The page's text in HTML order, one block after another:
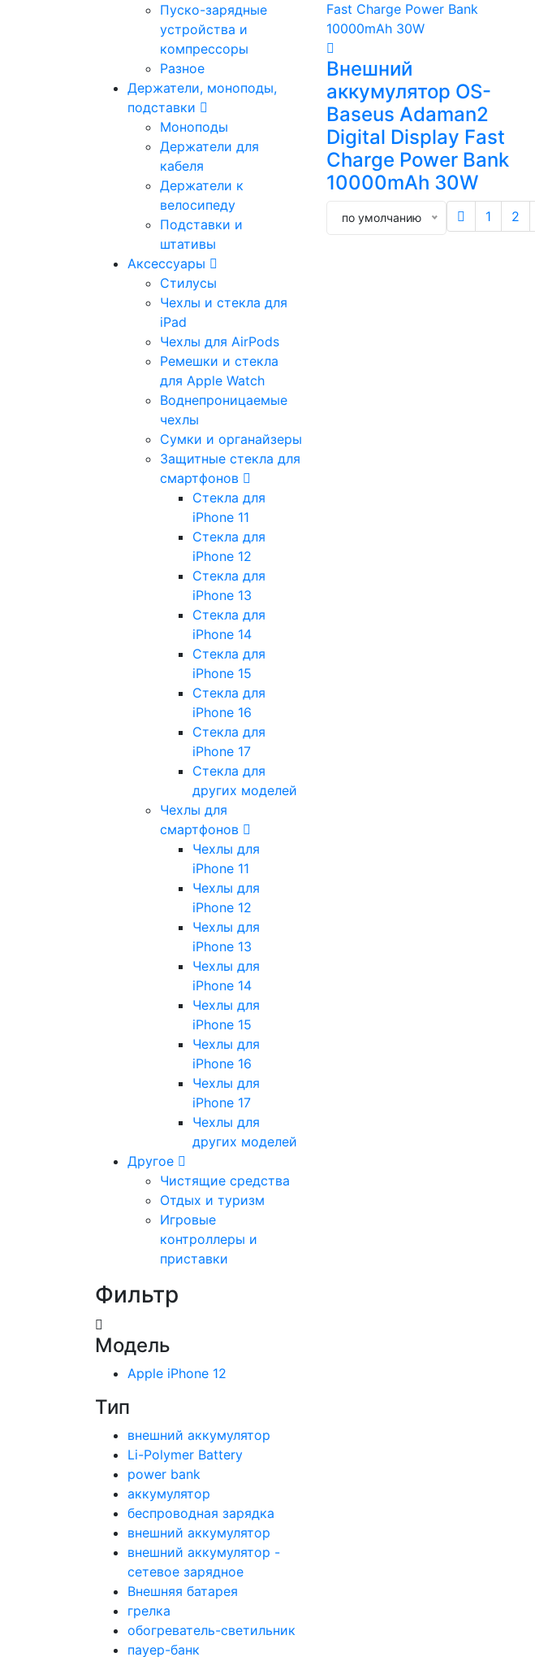
Пуско-зарядные
устройства и
компрессоры
Разное
Держатели, моноподы,
подставки
Моноподы
Держатели для
кабеля
Держатели к
велосипеду
Подставки и
штативы
Аксессуары
Стилусы
Чехлы и стекла для
iPad
Чехлы для AirPods
Ремешки и стекла
для Apple Watch
Воднепроницаемые
чехлы
Сумки и органайзеры
Защитные стекла для
смартфонов
Стекла для
iPhone 11
Стекла для
iPhone 12
Стекла для
iPhone 13
Стекла для
iPhone 14
Стекла для
iPhone 15
Стекла для
iPhone 16
Стекла для
iPhone 17
Стекла для
других моделей
Чехлы для
смартфонов
Чехлы для
iPhone 11
Чехлы для
iPhone 12
Чехлы для
iPhone 13
Чехлы для
iPhone 14
Чехлы для
iPhone 15
Чехлы для
iPhone 16
Чехлы для
iPhone 17
Чехлы для
других моделей
Другое
Чистящие средства
Отдых и туризм
Игровые
контроллеры и
приставки
Фильтр
Модель
Apple iPhone 12
Тип
внешний аккумулятор
Li-Polymer Battery
power bank
аккумулятор
беспроводная зарядка
внешний аккумулятор
внешний аккумулятор -
сетевое зарядное
Внешняя батарея
грелка
обогреватель-светильник
пауер-банк
Внешний
аккумулятор OS-
Baseus Adaman2
Digital Display Fast
Charge Power Bank
10000mAh 30W
по умолчанию 1 2